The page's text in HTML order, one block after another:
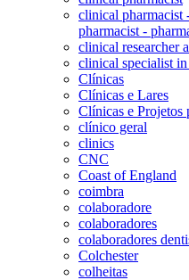
clinical pharmacist
pharmacist -
clinical researcher
clinical specialist
Clínicas
Clínicas e Lares
Clínicas e Projetos
clínico geral
clinics
CNC
Coast of England
coimbra
colaboradore
colaboradores
colaboradores
Colchester
colheitas